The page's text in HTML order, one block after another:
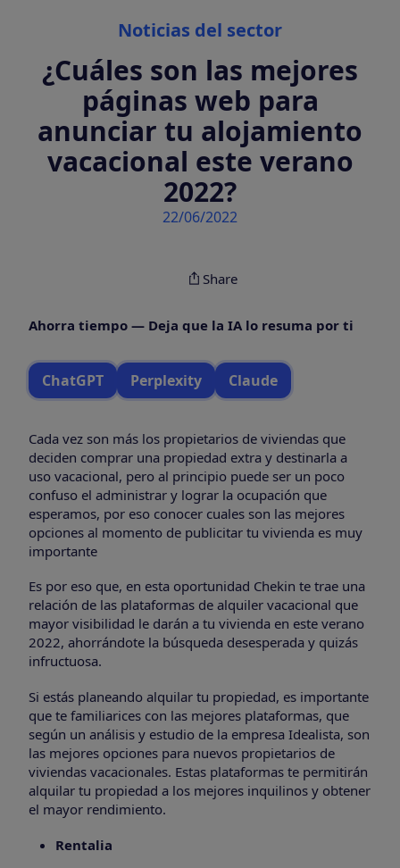
Noticias del sector
¿Cuáles son las mejores
páginas web para
anunciar tu alojamiento
vacacional este verano
2022?
22/06/2022
Share
Ahorra tiempo — Deja que la IA lo resuma por ti
ChatGPT Perplexity Claude
Cada vez son más los propietarios de viviendas que
deciden comprar una propiedad extra y destinarla a
uso vacacional, pero al principio puede ser un poco
confuso el administrar y lograr la ocupación que
esperamos, por eso conocer cuales son las mejores
opciones al momento de publicitar tu vivienda es muy
importante
Es por eso que, en esta oportunidad Chekin te trae una
relación de las plataformas de alquiler vacacional que
mayor visibilidad le darán a tu vivienda en este verano
2022, ahorrándote la búsqueda desesperada y quizás
infructuosa.
Si estás planeando alquilar tu propiedad, es importante
que te familiarices con las mejores plataformas, que
según un análisis y estudio de la empresa Idealista, son
las mejores opciones para nuevos propietarios de
viviendas vacacionales. Estas plataformas te permitirán
alquilar tu propiedad a los mejores inquilinos y obtener
el mayor rendimiento.
Rentalia